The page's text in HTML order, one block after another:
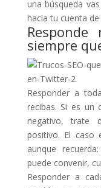
una búsqueda
hacia tu cuenta
siempre
Responder a
recibas. Si es un
negativo, trate
positivo. El caso
aunque
puede convenir,
Responder a